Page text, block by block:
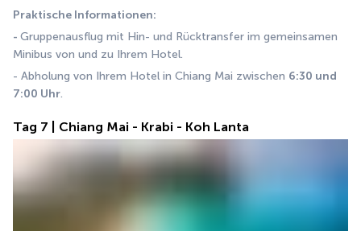
Praktische Informationen:
- Gruppenausflug mit Hin- und Rücktransfer im gemeinsamen
Minibus von und zu Ihrem Hotel.
- Abholung von Ihrem Hotel in Chiang Mai zwischen 6:30 und
7:00 Uhr.
Tag 7 | Chiang Mai - Krabi - Koh Lanta